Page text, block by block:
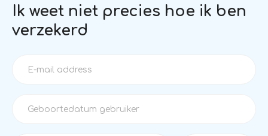
Ik weet niet precies hoe ik ben
verzekerd